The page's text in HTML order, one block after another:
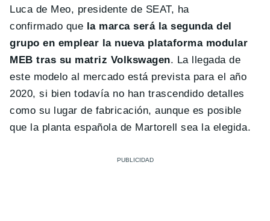
Luca de Meo, presidente de SEAT, ha
confirmado que la marca será la segunda del
grupo en emplear la nueva plataforma modular
MEB tras su matriz Volkswagen. La llegada de
este modelo al mercado está prevista para el año
2020, si bien todavía no han trascendido detalles
como su lugar de fabricación, aunque es posible
que la planta española de Martorell sea la elegida.